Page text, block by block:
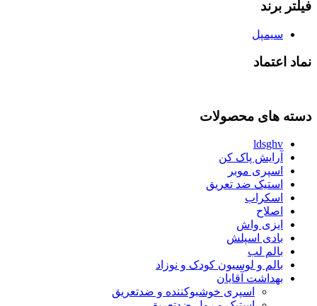
فیلتر برند
سیمپل
نماد اعتماد
دسته های محصولات
ldsghv
آرایش پاک کن
اسپری موبر
استیک ضد تعریق
اسکراب
اصلاح
ایزی واش
بادی اسپلش
بالم لب
بالم و لوسیون کودک و نوزاد
بهداشت آقایان
اسپری خوشبوکننده و ضدتعریق